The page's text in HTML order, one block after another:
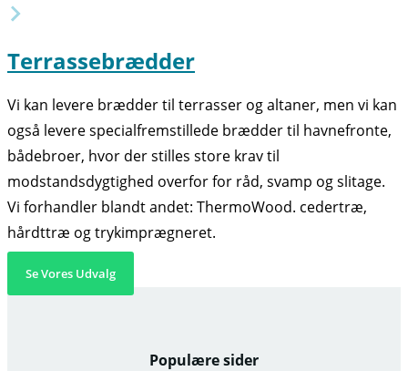
Terrassebrædder
Vi kan levere brædder til terrasser og altaner, men vi kan
også levere specialfremstillede brædder til havnefronte,
bådebroer, hvor der stilles store krav til
modstandsdygtighed overfor for råd, svamp og slitage.
Vi forhandler blandt andet: ThermoWood. cedertræ,
hårdttræ og trykimprægneret.
Se Vores Udvalg
Populære sider